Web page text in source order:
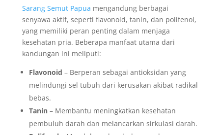
Sarang Semut Papua mengandung berbagai
senyawa aktif, seperti flavonoid, tanin, dan polifenol,
yang memiliki peran penting dalam menjaga
kesehatan pria. Beberapa manfaat utama dari
kandungan ini meliputi:
Flavonoid – Berperan sebagai antioksidan yang
melindungi sel tubuh dari kerusakan akibat radikal
bebas.
Tanin– Membantu meningkatkan kesehatan
pembuluh darah dan melancarkan sirkulasi darah.